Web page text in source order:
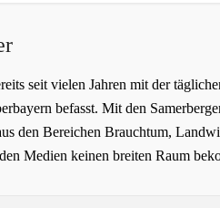
seit vielen Jahren mit der
befasst. Mit den
den Bereichen Brauchtum,
Medien keinen breiten Raum